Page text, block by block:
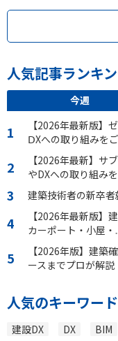
人気記事ランキ
今週
【2026年最新版】
ⅮXへの取り組みを
【2026年最新】サ
やDXへの取り組み
建築技術者の新卒
【2026年最新版】
カーポート・小屋・
【2026年版】建築
ースまでプロが解説
人気のキーワード
建設DX DX BIM